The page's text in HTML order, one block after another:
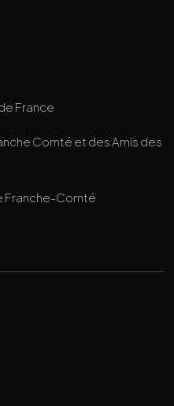
France
Comté et des Amis des
Franche-Comté